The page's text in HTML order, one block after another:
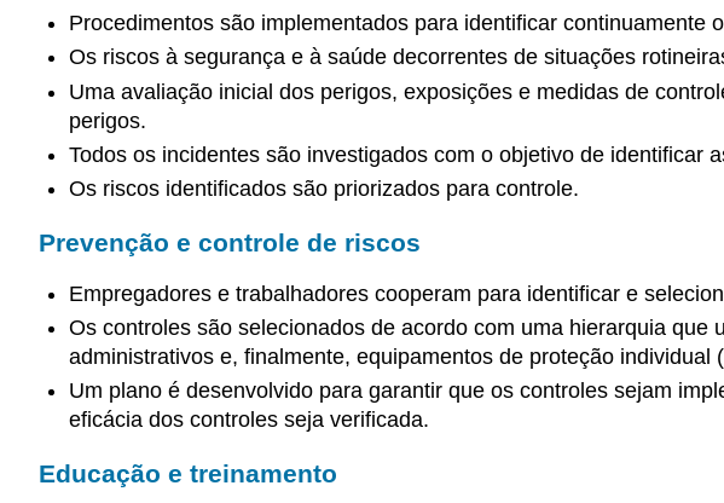
Procedimentos são implementados para identificar continuamente
Os riscos à segurança e à saúde decorrentes de situações
Uma avaliação inicial dos perigos, exposições e medidas de
perigos.
Todos os incidentes são investigados com o objetivo de identificar
Os riscos identificados são priorizados para controle.
Prevenção e controle de riscos
Empregadores e trabalhadores cooperam para identificar e
Os controles são selecionados de acordo com uma hierarquia
administrativos e, finalmente, equipamentos de proteção individual
Um plano é desenvolvido para garantir que os controles sejam
eficácia dos controles seja verificada.
Educação e treinamento